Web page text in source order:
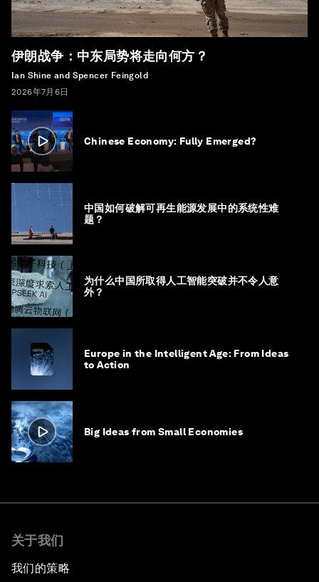
伊朗战争：中东局势将走向何方？
Ian Shine and Spencer Feingold
2026年7月6日
Chinese Economy: Fully Emerged?
中国如何破解可再生能源发展中的系统性难
题？
为什么中国所取得人工智能突破并不令人意
外？
Europe in the Intelligent Age: From Ideas
to Action
Big Ideas from Small Economies
关于我们
我们的策略